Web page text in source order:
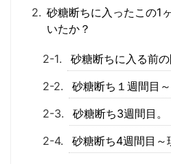
砂糖断ちに入ったこの1
いたか？
砂糖断ちに入る前の
砂糖断ち１週間目～
砂糖断ち3週間目。
砂糖断ち4週間目～